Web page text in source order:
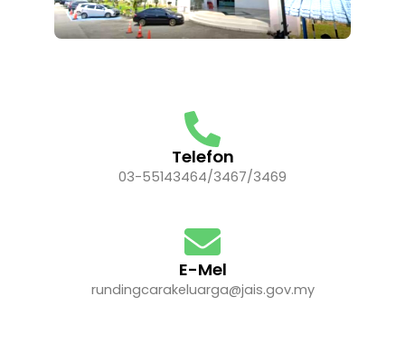
Telefon
03-55143464/3467/3469
E-Mel
rundingcarakeluarga@jais.gov.my